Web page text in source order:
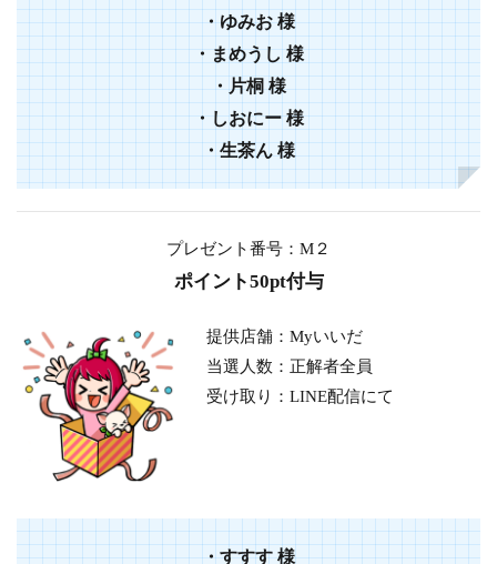
・ゆみお 様
・まめうし様
・片桐様
・しおにー様
・生茶ん 様
プレゼント番号：M２
ポイント50pt付与
提供店舗：Myいいだ
当選人数：正解者全員
受け取り：LINE配信にて
・すすす様